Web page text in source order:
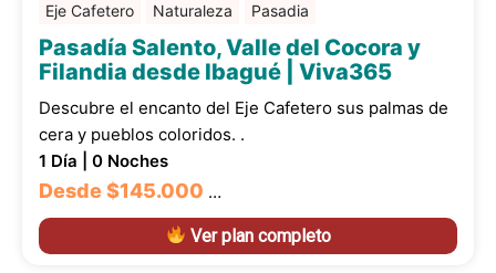
Eje Cafetero Naturaleza Pasadia
Pasadía Salento, Valle del Cocora y
Filandia desde Ibagué | Viva365
Descubre el encanto del Eje Cafetero sus palmas de
cera y pueblos coloridos. .
1 Día | 0 Noches
Desde$145.000 …
Ver plan completo